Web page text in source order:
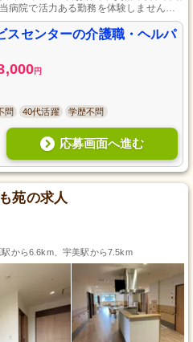
病院で活力ある勤務を体験しません
スセンターの介護職・ヘルパ
円
問 40代活躍 学歴不問
応募画面へ進む
苑の求人
から6.6km、宇美駅から7.5km